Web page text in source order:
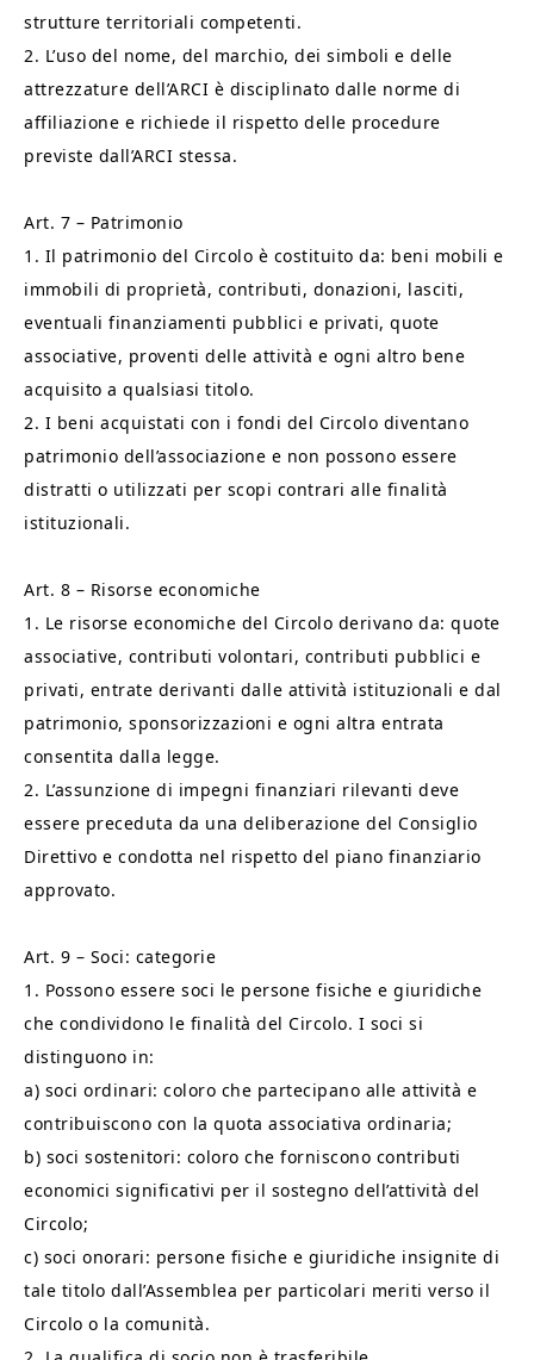
strutture territoriali competenti.
2. L’uso del nome, del marchio, dei simboli e delle
attrezzature dell’ARCI è disciplinato dalle norme di
affiliazione e richiede il rispetto delle procedure
previste dall’ARCI stessa.
Art. 7 – Patrimonio
1. Il patrimonio del Circolo è costituito da: beni mobili e
immobili di proprietà, contributi, donazioni, lasciti,
eventuali finanziamenti pubblici e privati, quote
associative, proventi delle attività e ogni altro bene
acquisito a qualsiasi titolo.
2. I beni acquistati con i fondi del Circolo diventano
patrimonio dell’associazione e non possono essere
distratti o utilizzati per scopi contrari alle finalità
istituzionali.
Art. 8 – Risorse economiche
1. Le risorse economiche del Circolo derivano da: quote
associative, contributi volontari, contributi pubblici e
privati, entrate derivanti dalle attività istituzionali e dal
patrimonio, sponsorizzazioni e ogni altra entrata
consentita dalla legge.
2. L’assunzione di impegni finanziari rilevanti deve
essere preceduta da una deliberazione del Consiglio
Direttivo e condotta nel rispetto del piano finanziario
approvato.
Art. 9 – Soci: categorie
1. Possono essere soci le persone fisiche e giuridiche
che condividono le finalità del Circolo. I soci si
distinguono in:
a) soci ordinari: coloro che partecipano alle attività e
contribuiscono con la quota associativa ordinaria;
b) soci sostenitori: coloro che forniscono contributi
economici significativi per il sostegno dell’attività del
Circolo;
c) soci onorari: persone fisiche e giuridiche insignite di
tale titolo dall’Assemblea per particolari meriti verso il
Circolo o la comunità.